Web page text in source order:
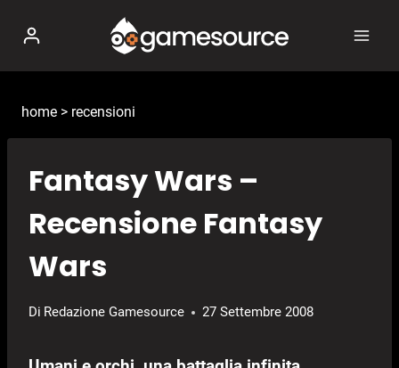
contenuto
home > recensioni
Fantasy Wars –
Recensione Fantasy
Wars
Di Redazione Gamesource 27 Settembre 2008